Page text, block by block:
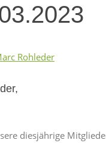
Rohleder
diesjährige